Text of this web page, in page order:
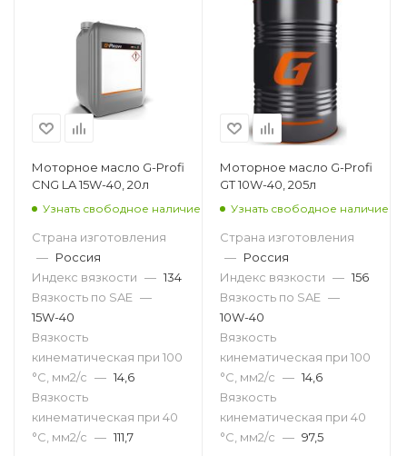
Моторное масло G-Profi
CNG LA 15W-40, 20л
Узнать свободное наличие
Страна изготовления
— Россия
Индекс вязкости — 134
Вязкость по SAE —
15W-40
Вязкость
кинематическая при 100
°С, мм2/с — 14,6
Вязкость
кинематическая при 40
°С, мм2/с — 111,7
Моторное масло G-Profi
GT 10W-40, 205л
Узнать свободное наличие
Страна изготовления
— Россия
Индекс вязкости — 156
Вязкость по SAE —
10W-40
Вязкость
кинематическая при 100
°С, мм2/с — 14,6
Вязкость
кинематическая при 40
°С, мм2/с — 97,5